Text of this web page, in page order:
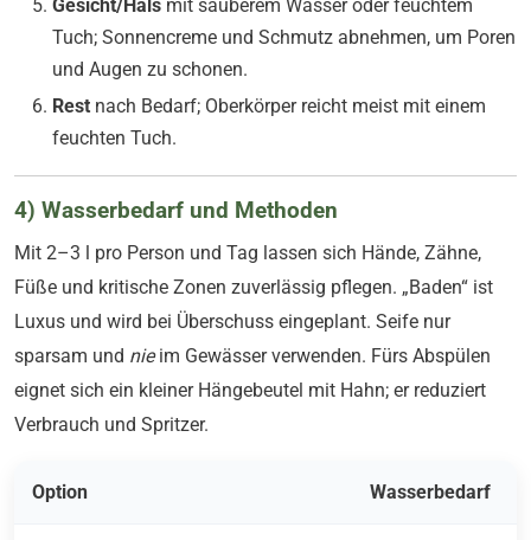
Gesicht/Hals mit sauberem Wasser oder feuchtem
Tuch; Sonnencreme und Schmutz abnehmen, um Poren
und Augen zu schonen.
Rest nach Bedarf; Oberkörper reicht meist mit einem
feuchten Tuch.
4) Wasserbedarf und Methoden
Mit 2–3 l pro Person und Tag lassen sich Hände, Zähne,
Füße und kritische Zonen zuverlässig pflegen. „Baden“ ist
Luxus und wird bei Überschuss eingeplant. Seife nur
sparsam und nieim Gewässer verwenden. Fürs Abspülen
eignet sich ein kleiner Hängebeutel mit Hahn; er reduziert
Verbrauch und Spritzer.
Option Wasserbedarf